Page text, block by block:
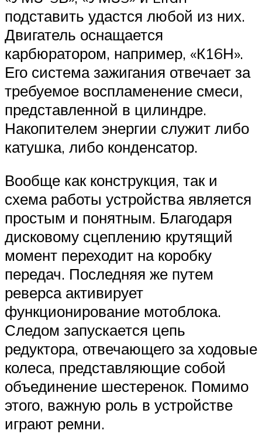
подставить удастся любой из них.
Двигатель оснащается
карбюратором, например, «К16Н».
Его система зажигания отвечает за
требуемое воспламенение смеси,
представленной в цилиндре.
Накопителем энергии служит либо
катушка, либо конденсатор.
Вообще как конструкция, так и
схема работы устройства является
простым и понятным. Благодаря
дисковому сцеплению крутящий
момент переходит на коробку
передач. Последняя же путем
реверса активирует
функционирование мотоблока.
Следом запускается цепь
редуктора, отвечающего за ходовые
колеса, представляющие собой
объединение шестеренок. Помимо
этого, важную роль в устройстве
играют ремни.